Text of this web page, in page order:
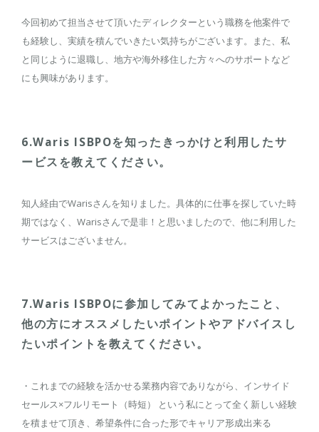
今回初めて担当させて頂いたディレクターという職務を他案件で
も経験し、実績を積んでいきたい気持ちがございます。また、私
と同じように退職し、地方や海外移住した方々へのサポートなど
にも興味があります。
6.Waris ISBPOを知ったきっかけと利用したサ
ービスを教えてください。
知人経由でWarisさんを知りました。具体的に仕事を探していた時
期ではなく、Warisさんで是非！と思いましたので、他に利用した
サービスはございません。
7.Waris ISBPOに参加してみてよかったこと、
他の方にオススメしたいポイントやアドバイスし
たいポイントを教えてください。
・これまでの経験を活かせる業務内容でありながら、インサイド
セールス×フルリモート（時短） という私にとって全く新しい経験
を積ませて頂き、希望条件に合った形でキャリア形成出来る